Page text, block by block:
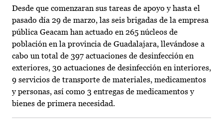
Desde que comenzaran sus tareas de apoyo y hasta el
pasado día 29 de marzo, las seis brigadas de la empresa
pública Geacam han actuado en 265 núcleos de
población en la provincia de Guadalajara, llevándose a
cabo un total de 397 actuaciones de desinfección en
exteriores, 30 actuaciones de desinfección en interiores,
9 servicios de transporte de materiales, medicamentos
y personas, así como 3 entregas de medicamentos y
bienes de primera necesidad.